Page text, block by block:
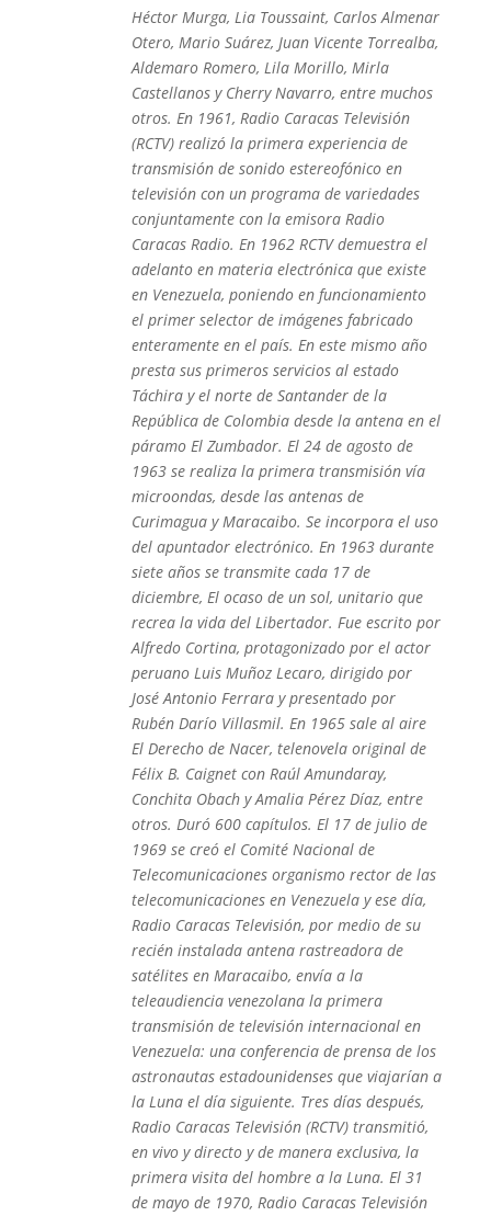
Héctor Murga, Lia Toussaint, Carlos Almenar
Otero, Mario Suárez, Juan Vicente Torrealba,
Aldemaro Romero, Lila Morillo, Mirla
Castellanos y Cherry Navarro, entre muchos
otros. En 1961, Radio Caracas Televisión
(RCTV) realizó la primera experiencia de
transmisión de sonido estereofónico en
televisión con un programa de variedades
conjuntamente con la emisora Radio
Caracas Radio. En 1962 RCTV demuestra el
adelanto en materia electrónica que existe
en Venezuela, poniendo en funcionamiento
el primer selector de imágenes fabricado
enteramente en el país. En este mismo año
presta sus primeros servicios al estado
Táchira y el norte de Santander de la
República de Colombia desde la antena en el
páramo El Zumbador. El 24 de agosto de
1963 se realiza la primera transmisión vía
microondas, desde las antenas de
Curimagua y Maracaibo. Se incorpora el uso
del apuntador electrónico. En 1963 durante
siete años se transmite cada 17 de
diciembre, El ocaso de un sol, unitario que
recrea la vida del Libertador. Fue escrito por
Alfredo Cortina, protagonizado por el actor
peruano Luis Muñoz Lecaro, dirigido por
José Antonio Ferrara y presentado por
Rubén Darío Villasmil. En 1965 sale al aire
El Derecho de Nacer, telenovela original de
Félix B. Caignet con Raúl Amundaray,
Conchita Obach y Amalia Pérez Díaz, entre
otros. Duró 600 capítulos. El 17 de julio de
1969 se creó el Comité Nacional de
Telecomunicaciones organismo rector de las
telecomunicaciones en Venezuela y ese día,
Radio Caracas Televisión, por medio de su
recién instalada antena rastreadora de
satélites en Maracaibo, envía a la
teleaudiencia venezolana la primera
transmisión de televisión internacional en
Venezuela: una conferencia de prensa de los
astronautas estadounidenses que viajarían a
la Luna el día siguiente. Tres días después,
Radio Caracas Televisión (RCTV) transmitió,
en vivo y directo y de manera exclusiva, la
primera visita del hombre a la Luna. El 31
de mayo de 1970, Radio Caracas Televisión